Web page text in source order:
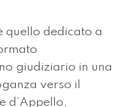
quello dedicato a
giudiziario in una
verso il
d’Appello,